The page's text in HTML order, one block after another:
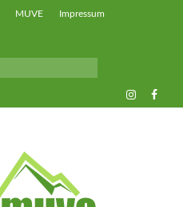
MUVE Impressum